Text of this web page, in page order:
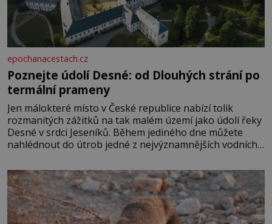
epochanacestach.cz
Poznejte údolí Desné: od Dlouhých strání po
termální prameny
Jen málokteré místo v České republice nabízí tolik
rozmanitých zážitků na tak malém území jako údolí řeky
Desné v srdci Jeseníků. Během jediného dne můžete
nahlédnout do útrob jedné z nejvýznamnějších vodních
se na koloběžce a den zakončit poznáváním památek ve
Velkých Losinách nebo v termálním